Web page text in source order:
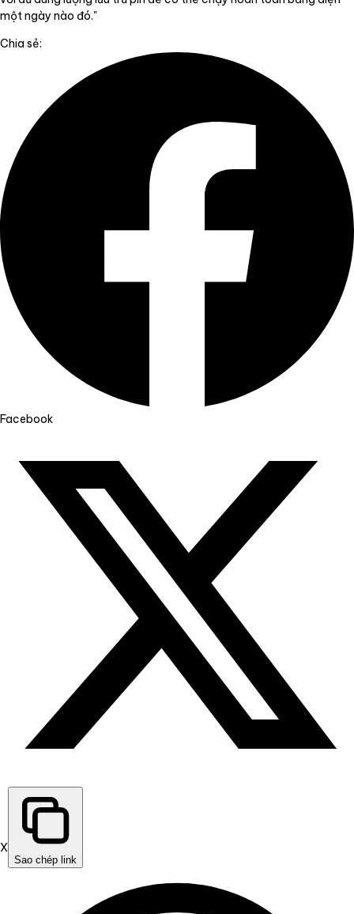
một ngày nào đó."
Chia sẻ:
Facebook
X
Sao chép link